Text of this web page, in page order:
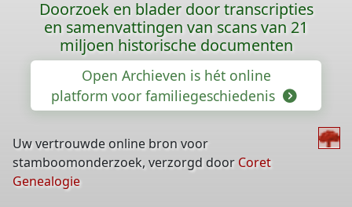
Doorzoek en blader door transcripties
en samenvattingen van scans van 21
miljoen historische documenten
Open Archieven is hét online
platform voor familiegeschiedenis
Uw vertrouwde online bron voor
stamboomonderzoek, verzorgd door Coret
Genealogie